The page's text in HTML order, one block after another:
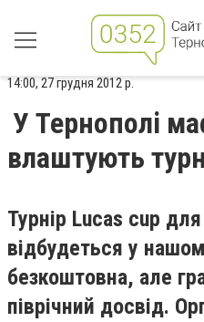
14:00, 27 грудня 2012 р.
У Тернополі
влаштують
Турнір Lucas cup
відбудеться у
безкоштовна, але
піврічний досвід.